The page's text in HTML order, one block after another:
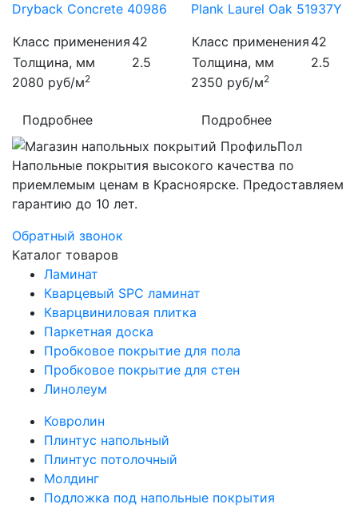
Dryback Concrete 40986
Класс применения 42
Толщина, мм
2.5
2080 руб/м2
Подробнее
Plank Laurel Oak 51937Y
Класс применения 42
Толщина, мм
2.5
2350 руб/м2
Подробнее
Напольные покрытия высокого качества по
приемлемым ценам в Красноярске. Предоставляем
гарантию до 10 лет.
Обратный звонок
Каталог товаров
Ламинат
Кварцевый SPC ламинат
Кварцвиниловая плитка
Паркетная доска
Пробковое покрытие для пола
Пробковое покрытие для стен
Линолеум
Ковролин
Плинтус напольный
Плинтус потолочный
Молдинг
Подложка под напольные покрытия